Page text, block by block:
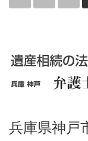
兵庫県神戸